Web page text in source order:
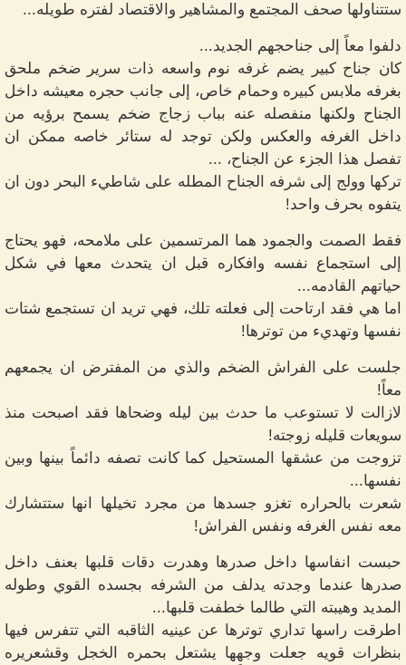
ستتناولها صحف المجتمع والمشاهير والاقتصاد لفتره طويله...
دلفوا معاً إلى جناحجهم الجديد...
كان جناح كبير يضم غرفه نوم واسعه ذات سرير ضخم ملحق
بغرفه ملابس كبيره وحمام خاص، إلى جانب حجره معيشه داخل
الجناح ولكنها منفصله عنه بباب زجاج ضخم يسمح برؤيه من
داخل الغرفه والعكس ولكن توجد له ستائر خاصه ممكن ان
تفصل هذا الجزء عن الجناح، ...
تركها وولج إلى شرفه الجناح المطله على شاطيء البحر دون ان
يتفوه بحرف واحد!
فقط الصمت والجمود هما المرتسمين على ملامحه، فهو يحتاج
إلى استجماع نفسه وافكاره قبل ان يتحدث معها في شكل
حياتهم القادمه...
اما هي فقد ارتاحت إلى فعلته تلك، فهي تريد ان تستجمع شتات
نفسها وتهديء من توترها!
جلست على الفراش الضخم والذي من المفترض ان يجمعهم
معاً!
لازالت لا تستوعب ما حدث بين ليله وضحاها فقد اصبحت منذ
سويعات قليله زوجته!
تزوجت من عشقها المستحيل كما كانت تصفه دائماً بينها وبين
نفسها...
شعرت بالحراره تغزو جسدها من مجرد تخيلها انها ستتشارك
معه نفس الغرفه ونفس الفراش!
حبست انفاسها داخل صدرها وهدرت دقات قلبها بعنف داخل
صدرها عندما وجدته يدلف من الشرفه بجسده القوي وطوله
المديد وهيبته التي طالما خطفت قلبها...
اطرقت راسها تداري توترها عن عينيه الثاقبه التي تتفرس فيها
بنظرات قويه جعلت وجهها يشتعل بحمره الخجل وقشعريره